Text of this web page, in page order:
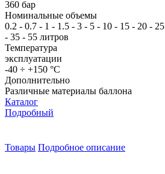
360 бар
Номинальные объемы
0.2 - 0.7 - 1 - 1.5 - 3 - 5 - 10 - 15 - 20 - 25
- 35 - 55 литров
Температура
эксплуатации
-40 ÷ +150 °C
Дополнительно
Различные материалы баллона
Каталог
Подробный
Товары Подробное описание